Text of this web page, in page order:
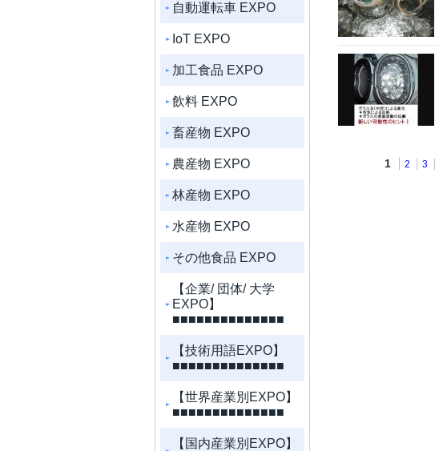
自動運転車 EXPO
IoT EXPO
加工食品 EXPO
飲料 EXPO
畜産物 EXPO
農産物 EXPO
林産物 EXPO
水産物 EXPO
その他食品 EXPO
【企業/ 団体/ 大学
EXPO】
■■■■■■■■■■■■■■
【技術用語EXPO】
■■■■■■■■■■■■■■
【世界産業別EXPO】
■■■■■■■■■■■■■■
【国内産業別EXPO】
1 2 3